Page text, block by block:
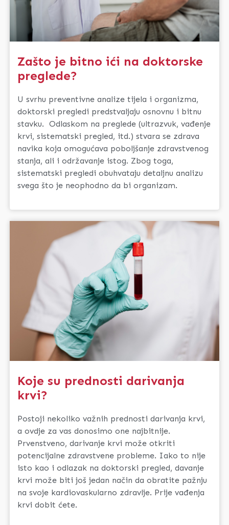
Zašto je bitno ići na doktorske
preglede?
U svrhu preventivne analize tijela i organizma,
doktorski pregledi predstvaljaju osnovnu i bitnu
stavku. Odlaskom na preglede (ultrazvuk, vađenje
krvi, sistematski pregled, itd.) stvara se zdrava
navika koja omogućava poboljšanje zdravstvenog
stanja, ali i održavanje istog. Zbog toga,
sistematski pregledi obuhvataju detaljnu analizu
svega što je neophodno da bi organizam.
Koje su prednosti darivanja
krvi?
Postoji nekoliko važnih prednosti darivanja krvi,
a ovdje za vas donosimo one najbitnije.
Prvenstveno, darivanje krvi može otkriti
potencijalne zdravstvene probleme. Iako to nije
isto kao i odlazak na doktorski pregled, davanje
krvi može biti još jedan način da obratite pažnju
na svoje kardiovaskularno zdravlje. Prije vađenja
krvi dobit ćete.